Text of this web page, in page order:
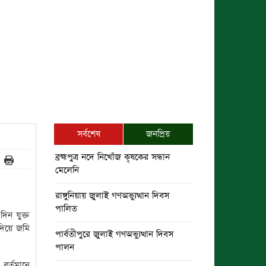
যুক্ত
জমি
সর্বশেষ
জনপ্রিয়
ব্রহ্মপুত্র নদে নিখোঁজ কৃষকের সন্ধান
মেলেনি
রাঙ্গুনিয়ায় জুলাই গণঅভ্যুত্থান দিবস
পালিত
পার্বতীপুরে জুলাই গণঅভ্যুত্থান দিবস
পালন